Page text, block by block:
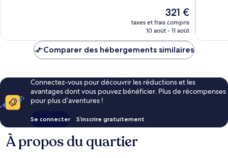
Le
nouveau
prix
de
321 €
taxes et frais compris
10 août - 11 août
Comparer des hébergements similaires
Connectez-vous pour découvrir les réductions et les
avantages dont vous pouvez bénéficier. Plus de récompenses
pour plus d’aventures !
Se connecter S’inscrire gratuitement
À propos du quartier